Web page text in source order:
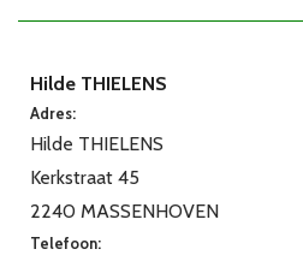
Hilde THIELENS
Adres:
Hilde THIELENS
Kerkstraat 45
2240 MASSENHOVEN
Telefoon: